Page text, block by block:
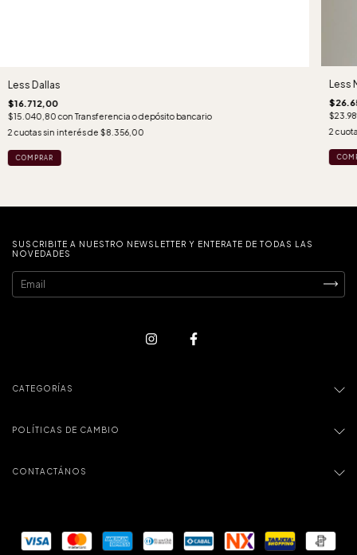
Less Dallas
$16.712,00
$15.040,80con Transferencia o depósito bancario
2 cuotas sin interés de $8.356,00
COMPRAR
Less
2
SUSCRIBITE A NUESTRO NEWSLETTER Y ENTERATE DE TODAS LAS
NOVEDADES
CATEGORÍAS
POLÍTICAS DE CAMBIO
CONTACTÁNOS